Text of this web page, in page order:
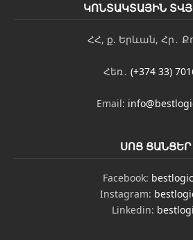
ԿՈՆՏԱԿՏԱՅԻՆ
ՀՀ, ք. Երևան, Հր․
Հեռ․ (+374 33)
Email:
ՍՈՑ ՑԱՆՑԵՐ
Facebook:
Instagram:
Linkedin: